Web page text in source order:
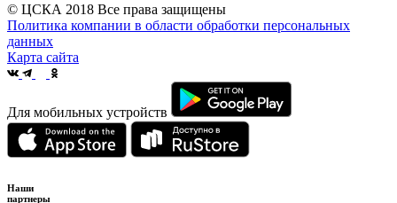
© ЦСКА 2018 Все права защищены
Политика компании в области обработки персональных
данных
Карта сайта
Для мобильных устройств
Наши
партнеры